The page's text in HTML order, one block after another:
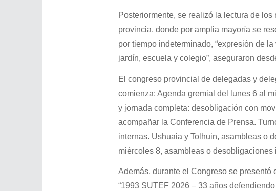
Posteriormente, se realizó la lectura de
provincia, donde por amplia mayoría se
por tiempo indeterminado, “expresión de
jardín, escuela y colegio”, aseguraron
El congreso provincial de delegadas y
comienza: Agenda gremial del lunes 6 al
y jornada completa: desobligación con
acompañar la Conferencia de Prensa.
internas. Ushuaia y Tolhuin, asambleas o
miércoles 8, asambleas o desobligaciones
Además, durante el Congreso se
“1993 SUTEF 2026 – 33 años